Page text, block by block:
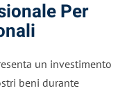
Per
un investimento
beni durante